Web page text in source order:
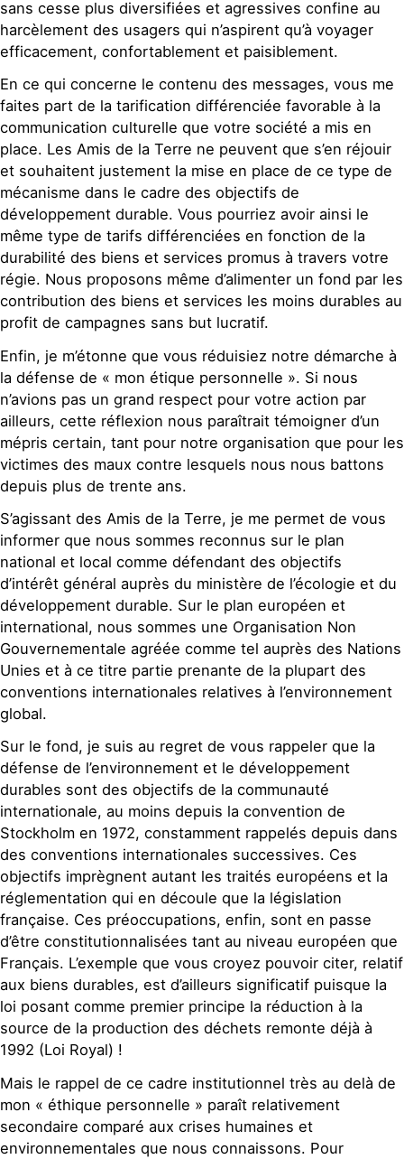
sans cesse plus diversifiées et agressives confine au
harcèlement des usagers qui n’aspirent qu’à voyager
efficacement, confortablement et paisiblement.
En ce qui concerne le contenu des messages, vous me
faites part de la tarification différenciée favorable à la
communication culturelle que votre société a mis en
place. Les Amis de la Terre ne peuvent que s’en réjouir
et souhaitent justement la mise en place de ce type de
mécanisme dans le cadre des objectifs de
développement durable. Vous pourriez avoir ainsi le
même type de tarifs différenciées en fonction de la
durabilité des biens et services promus à travers votre
régie. Nous proposons même d’alimenter un fond par les
contribution des biens et services les moins durables au
profit de campagnes sans but lucratif.
Enfin, je m’étonne que vous réduisiez notre démarche à
la défense de « mon étique personnelle ». Si nous
n’avions pas un grand respect pour votre action par
ailleurs, cette réflexion nous paraîtrait témoigner d’un
mépris certain, tant pour notre organisation que pour les
victimes des maux contre lesquels nous nous battons
depuis plus de trente ans.
S’agissant des Amis de la Terre, je me permet de vous
informer que nous sommes reconnus sur le plan
national et local comme défendant des objectifs
d’intérêt général auprès du ministère de l’écologie et du
développement durable. Sur le plan européen et
international, nous sommes une Organisation Non
Gouvernementale agréée comme tel auprès des Nations
Unies et à ce titre partie prenante de la plupart des
conventions internationales relatives à l’environnement
global.
Sur le fond, je suis au regret de vous rappeler que la
défense de l’environnement et le développement
durables sont des objectifs de la communauté
internationale, au moins depuis la convention de
Stockholm en 1972, constamment rappelés depuis dans
des conventions internationales successives. Ces
objectifs imprègnent autant les traités européens et la
réglementation qui en découle que la législation
française. Ces préoccupations, enfin, sont en passe
d’être constitutionnalisées tant au niveau européen que
Français. L’exemple que vous croyez pouvoir citer, relatif
aux biens durables, est d’ailleurs significatif puisque la
loi posant comme premier principe la réduction à la
source de la production des déchets remonte déjà à
1992 (Loi Royal) !
Mais le rappel de ce cadre institutionnel très au delà de
mon « éthique personnelle » paraît relativement
secondaire comparé aux crises humaines et
environnementales que nous connaissons. Pour